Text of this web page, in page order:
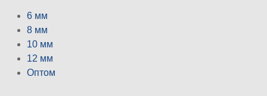
6 мм
8 мм
10 мм
12 мм
Оптом